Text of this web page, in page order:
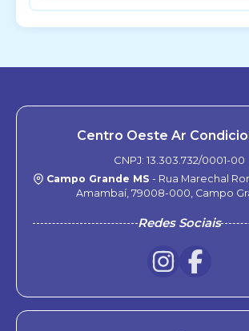
Centro Oeste Ar
CNPJ: 13.303.732/0001-00
Campo Grande MS - Rua Marechal
Amambaí, 79008-000, Campo
Redes Sociais